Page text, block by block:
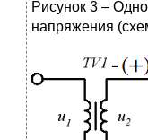
Рисунок 3 –
напряжения